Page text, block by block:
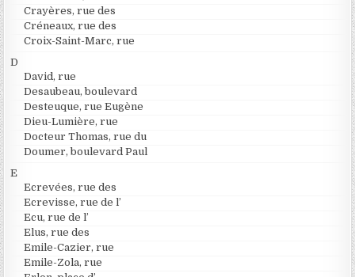
Crayères, rue des
Créneaux, rue des
Croix-Saint-Marc, rue
D
David, rue
Desaubeau, boulevard
Desteuque, rue Eugène
Dieu-Lumière, rue
Docteur Thomas, rue du
Doumer, boulevard Paul
E
Ecrevées, rue des
Ecrevisse, rue de l’
Ecu, rue de l’
Elus, rue des
Emile-Cazier, rue
Emile-Zola, rue